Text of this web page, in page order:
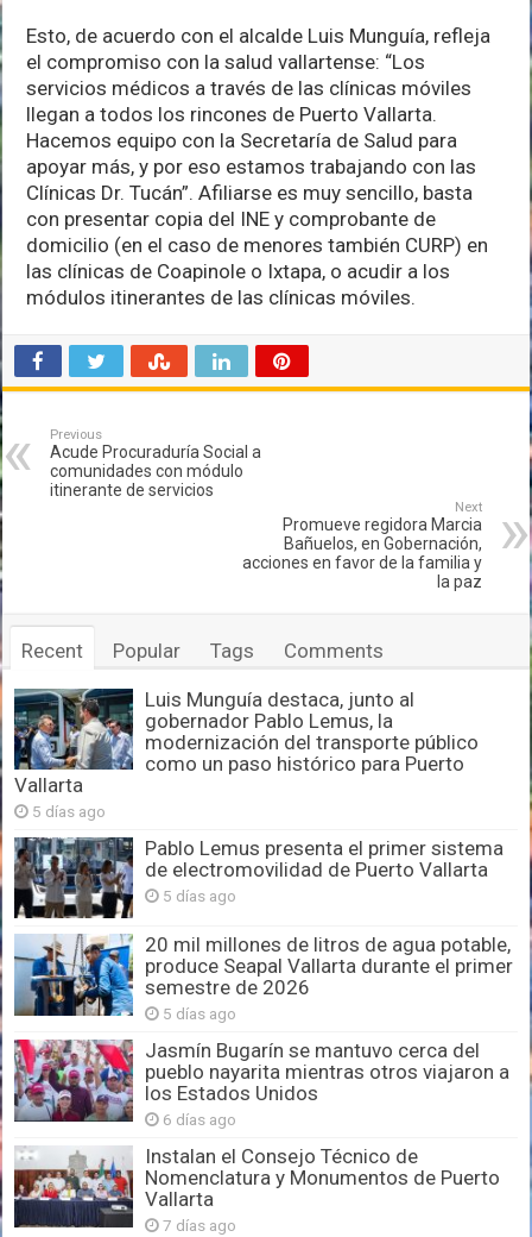
Esto, de acuerdo con el alcalde Luis Munguía, refleja
el compromiso con la salud vallartense: “Los
servicios médicos a través de las clínicas móviles
llegan a todos los rincones de Puerto Vallarta.
Hacemos equipo con la Secretaría de Salud para
apoyar más, y por eso estamos trabajando con las
Clínicas Dr. Tucán”. Afiliarse es muy sencillo, basta
con presentar copia del INE y comprobante de
domicilio (en el caso de menores también CURP) en
las clínicas de Coapinole o Ixtapa, o acudir a los
módulos itinerantes de las clínicas móviles.
Previous
Acude Procuraduría Social a
comunidades con módulo
itinerante de servicios
Next
Promueve regidora Marcia
Bañuelos, en Gobernación,
acciones en favor de la familia y
la paz
Recent Popular Tags Comments
Luis Munguía destaca, junto al
gobernador Pablo Lemus, la
modernización del transporte público
como un paso histórico para Puerto
Vallarta
5 días ago
Pablo Lemus presenta el primer sistema
de electromovilidad de Puerto Vallarta
5 días ago
20 mil millones de litros de agua potable,
produce Seapal Vallarta durante el primer
semestre de 2026
5 días ago
Jasmín Bugarín se mantuvo cerca del
pueblo nayarita mientras otros viajaron a
los Estados Unidos
6 días ago
Instalan el Consejo Técnico de
Nomenclatura y Monumentos de Puerto
Vallarta
7 días ago